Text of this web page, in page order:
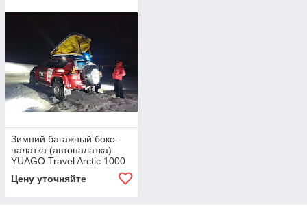
Зимний багажный бокс-
палатка (автопалатка)
YUAGO Travel Arctic 1000
Цену уточняйте